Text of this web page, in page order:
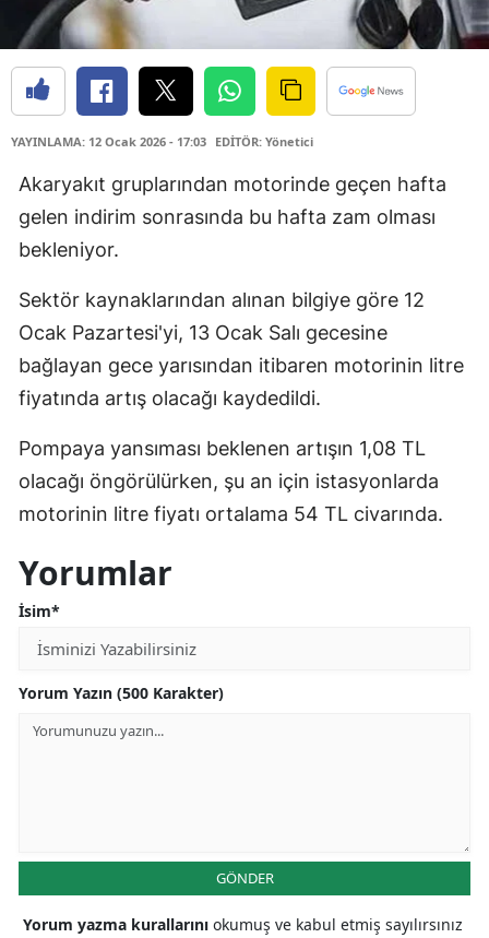
YAYINLAMA: 12 Ocak 2026 - 17:03 EDİTÖR: Yönetici
Akaryakıt gruplarından motorinde geçen hafta
gelen indirim sonrasında bu hafta zam olması
bekleniyor.
Sektör kaynaklarından alınan bilgiye göre 12
Ocak Pazartesi'yi, 13 Ocak Salı gecesine
bağlayan gece yarısından itibaren motorinin litre
fiyatında artış olacağı kaydedildi.
Pompaya yansıması beklenen artışın 1,08 TL
olacağı öngörülürken, şu an için istasyonlarda
motorinin litre fiyatı ortalama 54 TL civarında.
Yorumlar
İsim*
Yorum Yazın (500 Karakter)
GÖNDER
Yorum yazma kurallarını okumuş ve kabul etmiş sayılırsınız